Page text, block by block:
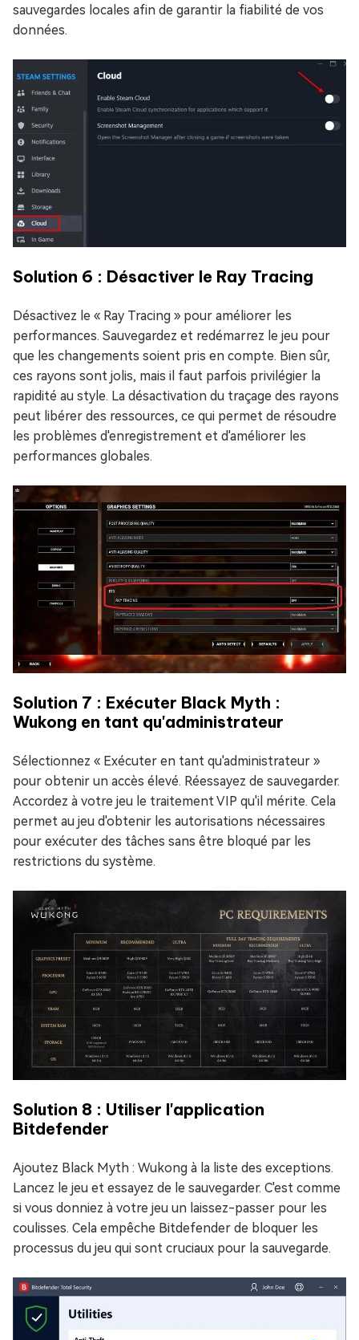
sauvegardes locales afin de garantir la fiabilité de vos
données.
Solution 6 : Désactiver le Ray Tracing
Désactivez le « Ray Tracing » pour améliorer les
performances. Sauvegardez et redémarrez le jeu pour
que les changements soient pris en compte. Bien sûr,
ces rayons sont jolis, mais il faut parfois privilégier la
rapidité au style. La désactivation du traçage des rayons
peut libérer des ressources, ce qui permet de résoudre
les problèmes d'enregistrement et d'améliorer les
performances globales.
Solution 7 : Exécuter Black Myth :
Wukong en tant qu'administrateur
Sélectionnez « Exécuter en tant qu'administrateur »
pour obtenir un accès élevé. Réessayez de sauvegarder.
Accordez à votre jeu le traitement VIP qu'il mérite. Cela
permet au jeu d'obtenir les autorisations nécessaires
pour exécuter des tâches sans être bloqué par les
restrictions du système.
Solution 8 : Utiliser l'application
Bitdefender
Ajoutez Black Myth : Wukong à la liste des exceptions.
Lancez le jeu et essayez de le sauvegarder. C'est comme
si vous donniez à votre jeu un laissez-passer pour les
coulisses. Cela empêche Bitdefender de bloquer les
processus du jeu qui sont cruciaux pour la sauvegarde.